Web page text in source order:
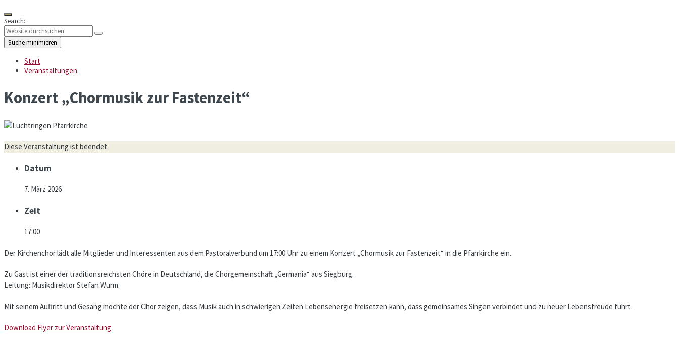
Search:
Suche minimieren
Start
Veranstaltungen
Konzert „Chormusik zur Fastenzeit“
Diese Veranstaltung ist beendet
Datum
7. März 2026
Zeit
17:00
Der Kirchenchor lädt alle Mitglieder und Interessenten aus dem Pastoralverbund um 17:00 Uhr zu einem Konzert „Chormusik zur Fastenzeit“ in die Pfarrkirche ein.
Zu Gast ist einer der traditionsreichsten Chöre in Deutschland, die Chorgemeinschaft „Germania“ aus Siegburg.
Leitung: Musikdirektor Stefan Wurm.
Mit seinem Auftritt und Gesang möchte der Chor zeigen, dass Musik auch in schwierigen Zeiten Lebensenergie freisetzen kann, dass gemeinsames Singen verbindet und zu neuer Lebensfreude führt.
Download Flyer zur Veranstaltung